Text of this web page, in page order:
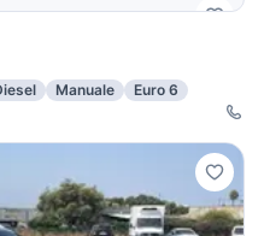
Manuale
Euro 6